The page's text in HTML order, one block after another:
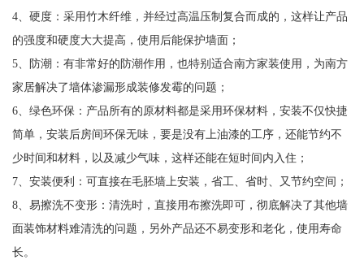
4、硬度：采用竹木纤维，并经过高温压制复合而成的，这样让产品
的强度和硬度大大提高，使用后能保护墙面；
5、防潮：有非常好的防潮作用，也特别适合南方家装使用，为南方
家居解决了墙体渗漏形成装修发霉的问题；
6、绿色环保：产品所有的原材料都是采用环保材料，安装不仅快捷
简单，安装后房间环保无味，要是没有上油漆的工序，还能节约不
少时间和材料，以及减少气味，这样还能在短时间内入住；
7、安装便利：可直接在毛胚墙上安装，省工、省时、又节约空间；
8、易擦洗不变形：清洗时，直接用布擦洗即可，彻底解决了其他墙
面装饰材料难清洗的问题，另外产品还不易变形和老化，使用寿命
长。